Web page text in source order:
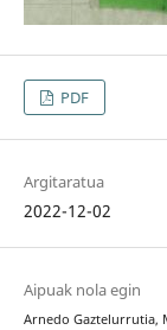
PDF
Argitaratua
2022-12-02
Aipuak nola egin
Arnedo Gaztelurrutia,